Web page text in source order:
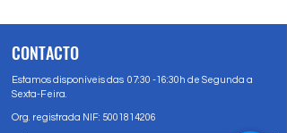
CONTACTO
Estamos disponíveis das 07:30 -16:30h de Segunda a
Sexta-Feira.
Org. registrada NIF: 5001814206